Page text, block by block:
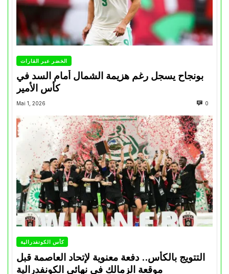
الخضر عبر القارات
بونجاح يسجل رغم هزيمة الشمال أمام السد في
كأس الأمير
Mai 1, 2026 0
كأس الكونفدرالية
التتويج بالكأس.. دفعة معنوية لإتحاد العاصمة قبل
موقعة الزمالك في نهائي الكونفدرالية